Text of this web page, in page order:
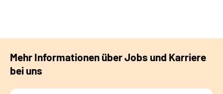
Mehr Informationen über Jobs und Karriere
bei uns